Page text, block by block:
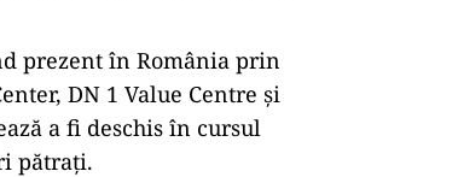
prezent în România prin
DN 1 Value Centre şi
a fi deschis în cursul
pătraţi.